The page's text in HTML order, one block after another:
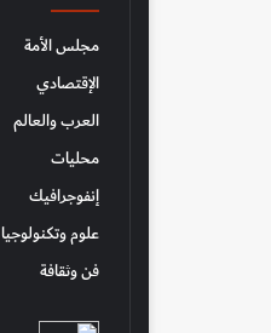
مجلس الأمة
الإقتصادي
العرب والعالم
محليات
إنفوجرافيك
علوم وتكنولوجيا
فن وثقافة